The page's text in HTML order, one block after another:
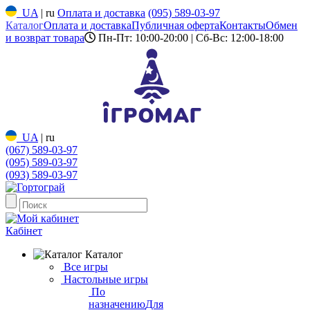
UA | ru Оплата и доставка (095) 589-03-97
КаталогОплата и доставкаПубличная офертаКонтактыОбмен
и возврат товара
Пн-Пт: 10:00-20:00 | Сб-Вс: 12:00-18:00
UA | ru
(067) 589-03-97
(095) 589-03-97
(093) 589-03-97
Кабінет
Каталог
Все игры
Настольные игры
По
назначениюДля